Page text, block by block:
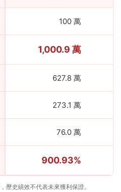
100 萬
1,000.9 萬
627.8 萬
273.1 萬
76.0 萬
900.93%
歷史績效不代表未來獲利保證。